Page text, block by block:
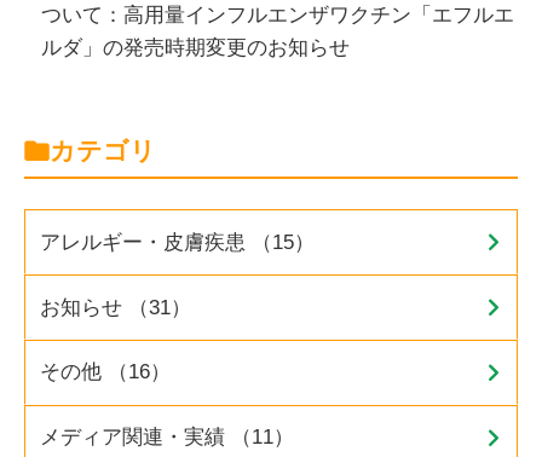
ついて：高用量インフルエンザワクチン「エフルエ
ルダ」の発売時期変更のお知らせ
カテゴリ
アレルギー・皮膚疾患 （15）
お知らせ （31）
その他 （16）
メディア関連・実績 （11）